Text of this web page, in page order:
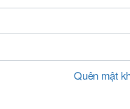
Quên mật